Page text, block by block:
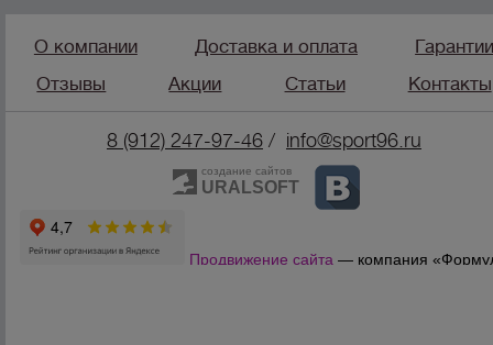
О компании Доставка и оплата
Отзывы
Акции Статьи Контакты
8 (912) 247-97-46 / info@sport96.ru
создание сайтов
URALSOFT
Продвижение сайта — компания